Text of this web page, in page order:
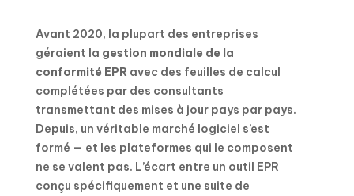
Avant 2020, la plupart des entreprises
géraient la gestion mondiale de la
conformité EPR avec des feuilles de calcul
complétées par des consultants
transmettant des mises à jour pays par pays.
Depuis, un véritable marché logiciel s’est
formé — et les plateformes qui le composent
ne se valent pas. L’écart entre un outil EPR
conçu spécifiquement et une suite de